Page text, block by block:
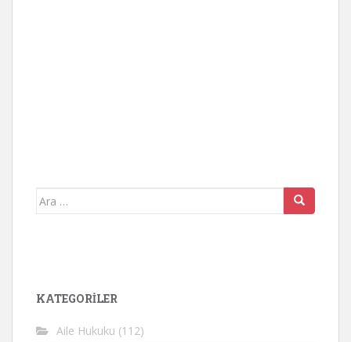
Arama
KATEGORİLER
Aile Hukuku (112)